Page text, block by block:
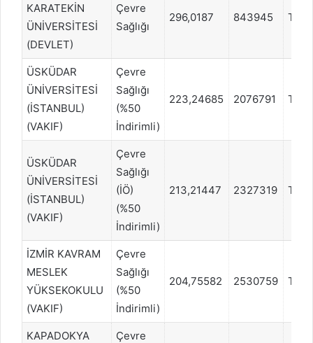
KARATEKİN
ÜNİVERSİTESİ
(DEVLET)
Çevre
Sağlığı
296,0187 843945 TYT
ÜSKÜDAR
ÜNİVERSİTESİ
(İSTANBUL)
(VAKIF)
Çevre
Sağlığı
(%50
İndirimli)
223,24685 2076791 TYT
ÜSKÜDAR
ÜNİVERSİTESİ
(İSTANBUL)
(VAKIF)
Çevre
Sağlığı
(İÖ)
(%50
İndirimli)
213,21447 2327319 TYT
İZMİR KAVRAM
MESLEK
YÜKSEKOKULU
(VAKIF)
Çevre
Sağlığı
(%50
İndirimli)
204,75582 2530759 TYT
KAPADOKYA
Çevre